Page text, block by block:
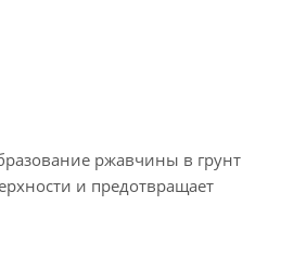
ржавчины в грунт
и предотвращает